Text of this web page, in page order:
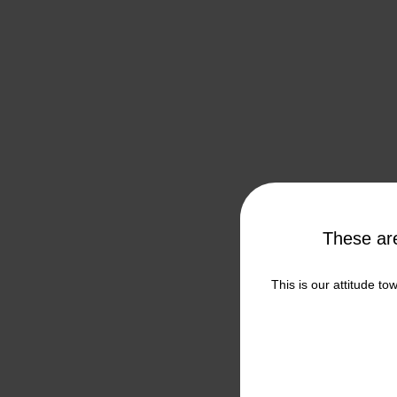
These
This is our attitude